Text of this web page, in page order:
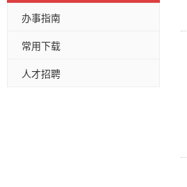
办事指南
常用下载
人才招聘